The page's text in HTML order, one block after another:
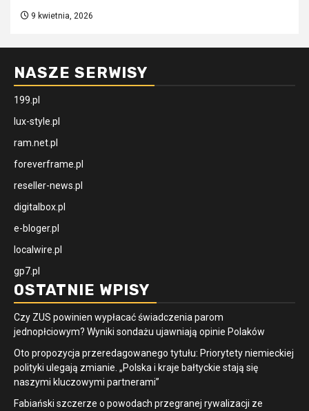
9 kwietnia, 2026
NASZE SERWISY
199.pl
lux-style.pl
ram.net.pl
foreverframe.pl
reseller-news.pl
digitalbox.pl
e-bloger.pl
localwire.pl
gp7.pl
OSTATNIE WPISY
Czy ZUS powinien wypłacać świadczenia parom
jednopłciowym? Wyniki sondażu ujawniają opinie Polaków
Oto propozycja przeredagowanego tytułu: Priorytety niemieckiej
polityki ulegają zmianie. „Polska i kraje bałtyckie stają się
naszymi kluczowymi partnerami”
Fabiański szczerze o powodach przegranej rywalizacji ze